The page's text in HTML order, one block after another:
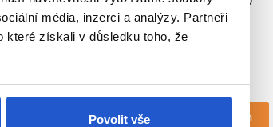
média, inzerci a analýzy. Partneři
které získali v důsledku toho, že
Povolit vše
Moser
Elektro
1 101 Kč
Mám záujem